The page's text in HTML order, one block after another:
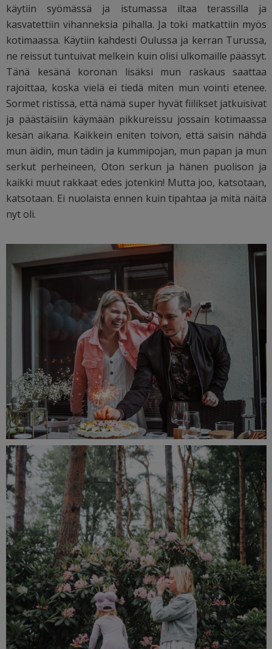
käytiin syömässä ja istumassa iltaa terassilla ja
kasvatettiin vihanneksia pihalla. Ja toki matkattiin myös
kotimaassa. Käytiin kahdesti Oulussa ja kerran Turussa,
ne reissut tuntuivat melkein kuin olisi ulkomaille päässyt.
Tänä kesänä koronan lisäksi mun raskaus saattaa
rajoittaa, koska vielä ei tiedä miten mun vointi etenee.
Sormet ristissä, että nämä super hyvät fiilikset jatkuisivat
ja päästäisiin käymään pikkureissu jossain kotimaassa
kesän aikana. Kaikkein eniten toivon, että saisin nähdä
mun äidin, mun tädin ja kummipojan, mun papan ja mun
serkut perheineen, Oton serkun ja hänen puolison ja
kaikki muut rakkaat edes jotenkin! Mutta joo, katsotaan,
katsotaan. Ei nuolaista ennen kuin tipahtaa ja mitä näitä
nyt oli.